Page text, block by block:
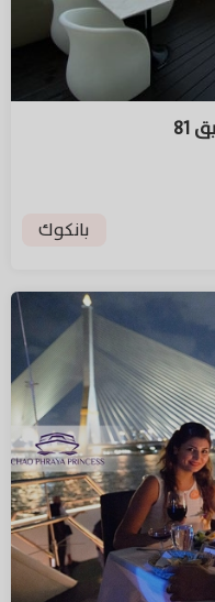
بانكوك